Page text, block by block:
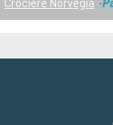
Crociere Norvegia